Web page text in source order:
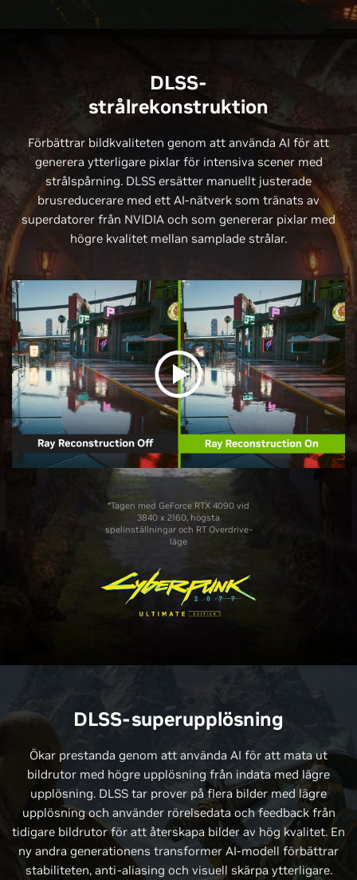
DLSS-
strålrekonstruktion
Förbättrar bildkvaliteten genom att använda AI för att
generera ytterligare pixlar för intensiva scener med
strålspårning. DLSS ersätter manuellt justerade
brusreducerare med ett AI-nätverk som tränats av
superdatorer från NVIDIA och som genererar pixlar med
högre kvalitet mellan samplade strålar.
*Tagen med GeForce RTX 4090 vid
3840 x 2160, högsta
spelinställningar och RT Overdrive-
läge
DLSS-superupplösning
Ökar prestanda genom att använda AI för att mata ut
bildrutor med högre upplösning från indata med lägre
upplösning. DLSS tar prover på flera bilder med lägre
upplösning och använder rörelsedata och feedback från
tidigare bildrutor för att återskapa bilder av hög kvalitet. En
ny andra generationens transformer AI-modell förbättrar
stabiliteten, anti-aliasing och visuell skärpa ytterligare.